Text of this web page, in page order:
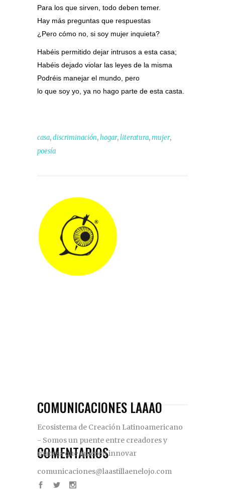
Para los que sirven, todo deben temer.
Hay más preguntas que respuestas
¿Pero cómo no, si soy mujer inquieta?
Habéis permitido dejar intrusos a esta casa;
Habéis dejado violar las leyes de la misma
Podréis manejar el mundo, pero
lo que soy yo, ya no hago parte de esta casta.
casa,discriminación,hogar,literatura,mujer,
poesía
COMUNICACIONES LAAAO
Ecosistema de Creación Latinoamericano
- Somos un puente entre creadores y
marcas que quieren innovar
comunicaciones@laastillaenelojo.com
COMENTARIOS